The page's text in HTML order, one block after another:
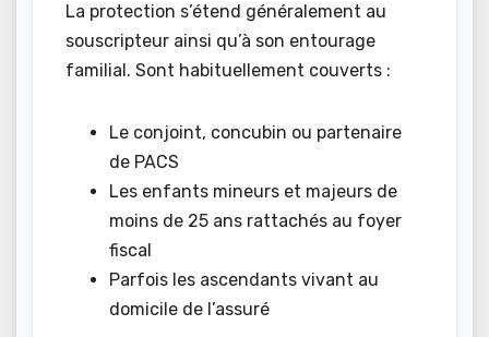
La protection s’étend généralement au
souscripteur ainsi qu’à son entourage
familial. Sont habituellement couverts :
Le conjoint, concubin ou partenaire
de PACS
Les enfants mineurs et majeurs de
moins de 25 ans rattachés au foyer
fiscal
Parfois les ascendants vivant au
domicile de l’assuré